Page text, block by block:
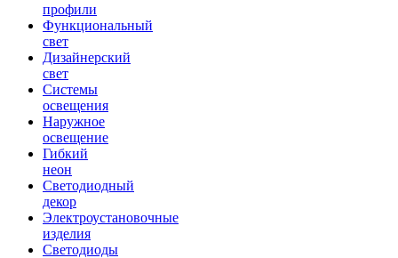
профили
Функциональный
свет
Дизайнерский
свет
Системы
освещения
Наружное
освещение
Гибкий
неон
Светодиодный
декор
Электроустановочные
изделия
Светодиоды